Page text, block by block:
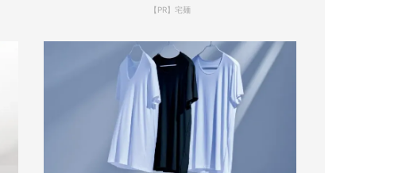
【PR】宅麺